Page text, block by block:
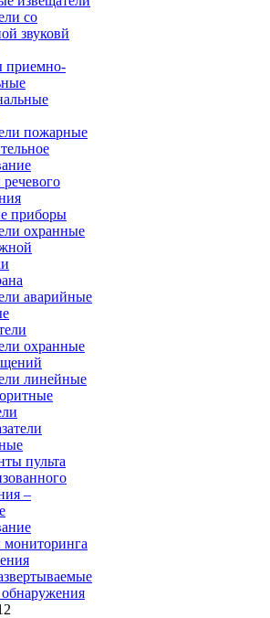
со
звуковй
приемно-
пожарные
приборы
охранные
аварийные
охранные
линейные
пульта
–
обнаружения